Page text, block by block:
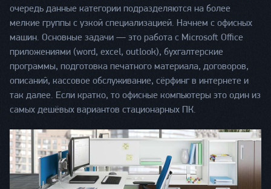
очередь данные категории подразделяются на более
мелкие группы с узкой специализацией. Начнем с офисных
машин. Основные задачи — это работа с Microsoft Office
приложениями (word, excel, outlook), бухгалтерские
программы, подготовка печатного материала, договоров,
описаний, кассовое обслуживание, сёрфинг в интернете и
так далее. Если кратко, то офисные компьютеры это один из
самых дешёвых вариантов стационарных ПК.